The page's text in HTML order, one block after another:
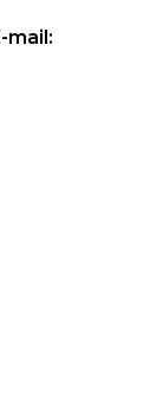
mail: